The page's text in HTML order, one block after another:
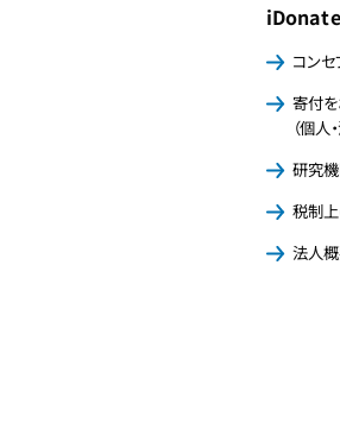
コンセ
寄付
（個人
研究
税制
法人概